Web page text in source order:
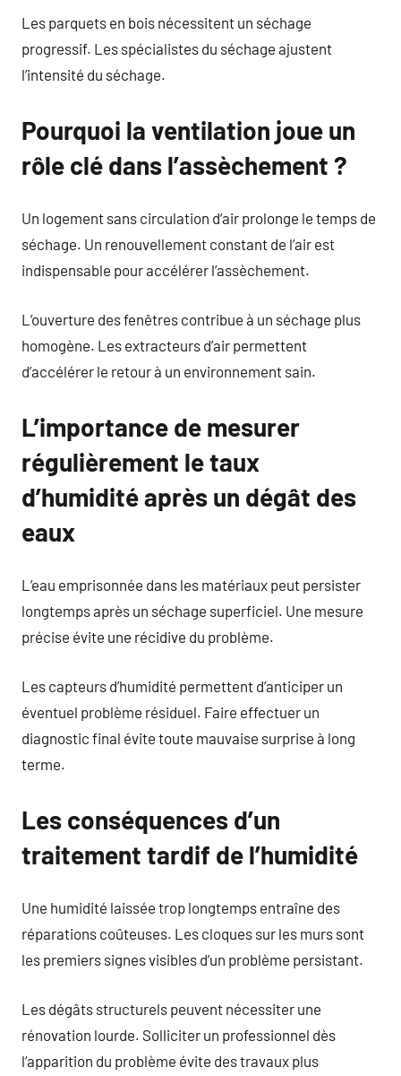
Les parquets en bois nécessitent un séchage
progressif. Les spécialistes du séchage ajustent
l’intensité du séchage.
Pourquoi la ventilation joue un
rôle clé dans l’assèchement ?
Un logement sans circulation d’air prolonge le temps de
séchage. Un renouvellement constant de l’air est
indispensable pour accélérer l’assèchement.
L’ouverture des fenêtres contribue à un séchage plus
homogène. Les extracteurs d’air permettent
d’accélérer le retour à un environnement sain.
L’importance de mesurer
régulièrement le taux
d’humidité après un dégât des
eaux
L’eau emprisonnée dans les matériaux peut persister
longtemps après un séchage superficiel. Une mesure
précise évite une récidive du problème.
Les capteurs d’humidité permettent d’anticiper un
éventuel problème résiduel. Faire effectuer un
diagnostic final évite toute mauvaise surprise à long
terme.
Les conséquences d’un
traitement tardif de l’humidité
Une humidité laissée trop longtemps entraîne des
réparations coûteuses. Les cloques sur les murs sont
les premiers signes visibles d’un problème persistant.
Les dégâts structurels peuvent nécessiter une
rénovation lourde. Solliciter un professionnel dès
l’apparition du problème évite des travaux plus